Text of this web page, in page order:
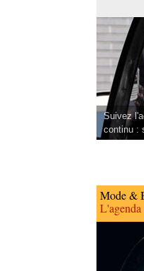
Suivez
continu :
Mode &
L'agenda